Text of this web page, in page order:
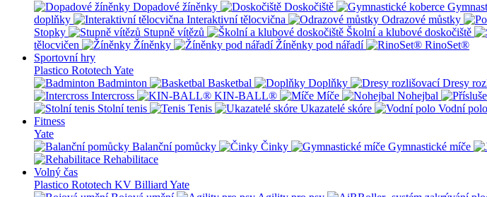
Dopadové žíněnky Doskočiště
doplňky
Interaktivní tělocvična Odrazové můstky
Stopky
Stupně vítězů Školní a klubové doskočiště
tělocvičen
Žíněnky Žíněnky pod nářadí
RinoSet®
Sportovní hry
Plastico Rototech Yate
Badminton
Basketbal Doplňky Dresy
Intercross
KIN-BALL® Míče Nohejbal
Stolní tenis
Tenis Ukazatelé skóre Vodní polo
Fitness
Yate
Balanční pomůcky
Činky Gymnastické míče
Rehabilitace
Volný čas
Plastico Rototech KV Billiard Yate